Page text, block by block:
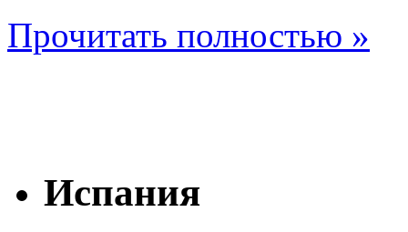
Прочитать полностью »
Испания